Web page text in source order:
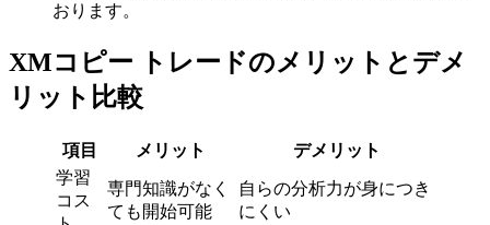
おります。
XMコピー トレードのメリットとデメ
リット比較
項目 メリット
デメリット
学習
コス
専門知識がなく
ても開始可能
自らの分析力が身につき
にくい